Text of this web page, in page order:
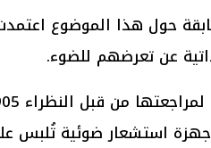
حول هذا الموضوع
عن تعرضهم للضوء.
استشعار ضوئية تُلبس